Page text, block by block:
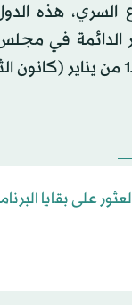
السري، هذه
الدائمة في مجلس
على بقايا